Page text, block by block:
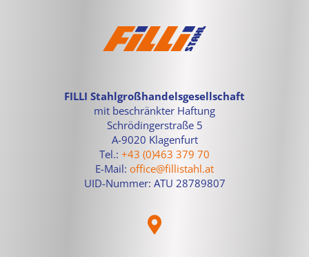
FILLI Stahlgroßhandelsgesellschaft
mit beschränkter Haftung
Schrödingerstraße 5
A-9020 Klagenfurt
Tel.: +43 (0)463 379 70
E-Mail: office@fillistahl.at
UID-Nummer: ATU 28789807